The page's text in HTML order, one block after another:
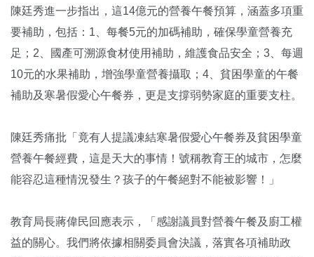
陳廷秀進一步指出，這14億元的營養午餐預算，涵蓋多項重
要補助，包括：1、每餐5元的加碼補助，確保學童營養充
足；2、國產可溯源食材使用補助，維護食品安全；3、每週
10元的水果補助，增強學童營養攝取；4、貧困學童的午餐
補助及寒暑假愛心午餐券，更是支撐弱勢家庭的重要支柱。
陳廷秀痛批「竟有人提議凍結寒暑假愛心午餐券及貧困學童
營養午餐經費，這是天大的事情！號稱教育王的城市，怎麼
能容忍這種情況發生？孩子的午餐絕對不能被影響！」
教育局長蔣偉民回應表示，「感謝議員對營養午餐及廚工權
益的關心。我們將依據相關委員會決議，落實各項補助政